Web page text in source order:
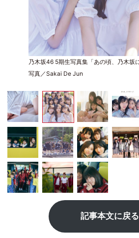
乃木坂46 5期生写真集「あの頃、乃木坂
写真／Sakai De Jun
記事本文に戻る